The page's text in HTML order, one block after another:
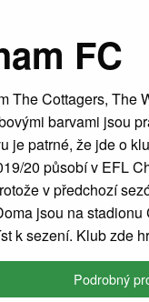
FC
The Cottagers, The
barvami jsou
je patrné, že jde o
20 působí v EFL
v předchozí
jsou na
k sezení. Klub zde
Podrobný